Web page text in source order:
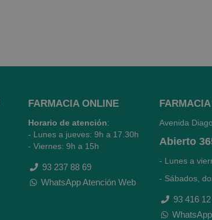
FARMACIA ONLINE
Horario de atención:
- Lunes a jueves: 9h a 17.30h
- Viernes: 9h a 15h
93 237 88 69
WhatsApp Atención Web
Avenida
Abierto
- Lunes a
- Sábados,
93 416